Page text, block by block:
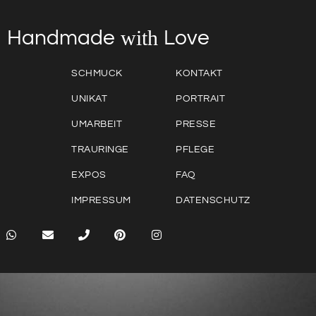
Handmade with Love
SCHMUCK
UNIKAT
UMARBEIT
TRAURINGE
EXPOS
IMPRESSUM
KONTAKT
PORTRAIT
PRESSE
PFLEGE
FAQ
DATENSCHUTZ